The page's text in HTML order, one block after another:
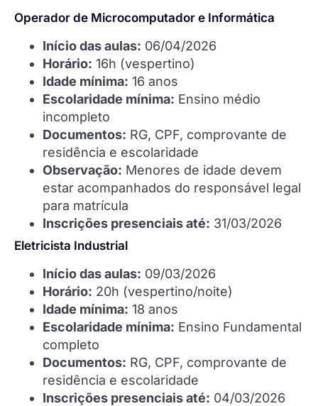
Operador de Microcomputador e Informática
Início das aulas: 06/04/2026
Horário: 16h (vespertino)
Idade mínima: 16 anos
Escolaridade mínima: Ensino médio
incompleto
Documentos: RG, CPF, comprovante de
residência e escolaridade
Observação: Menores de idade devem
estar acompanhados do responsável legal
para matrícula
Inscrições presenciais até: 31/03/2026
Eletricista Industrial
Início das aulas: 09/03/2026
Horário: 20h (vespertino/noite)
Idade mínima: 18 anos
Escolaridade mínima: Ensino Fundamental
completo
Documentos: RG, CPF, comprovante de
residência e escolaridade
Inscrições presenciais até: 04/03/2026